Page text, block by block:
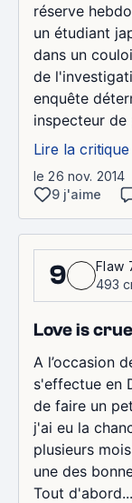
réserve
un étudiant
dans un
de
enquête
inspecteur de
Lire la critique
le 26 nov. 2014
9 j'aime
9
Flaw
493
Love is
A l’occasion
s'effectue en
de faire un
j'ai eu la
plusieurs
une des
Tout d'abord...